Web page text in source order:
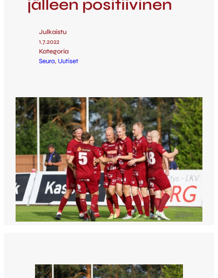
jälleen positiivinen
Julkaistu
1.7.2022
Kategoria
Seura, Uutiset